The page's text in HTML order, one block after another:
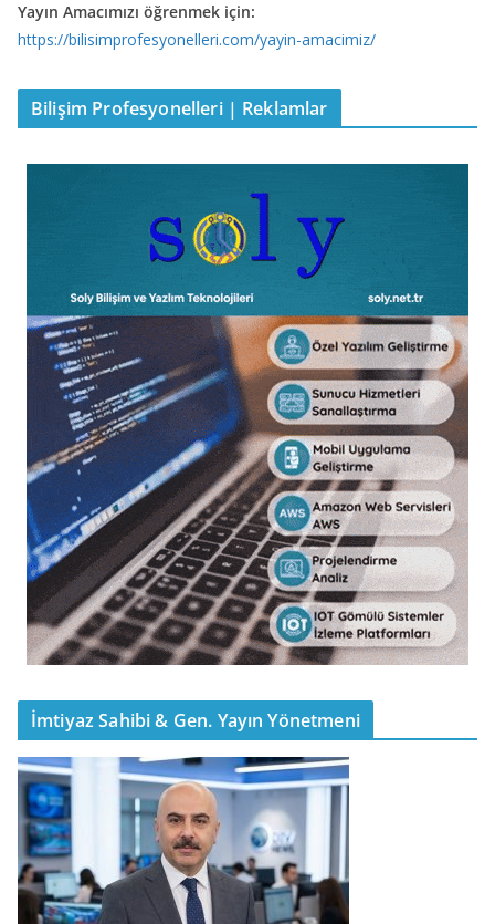
Yayın Amacımızı öğrenmek için:
https://bilisimprofesyonelleri.com/yayin-amacimiz/
Bilişim Profesyonelleri | Reklamlar
İmtiyaz Sahibi & Gen. Yayın Yönetmeni